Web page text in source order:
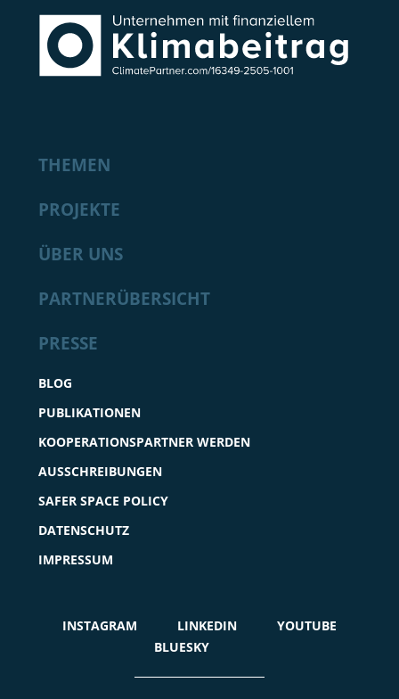
THEMEN
PROJEKTE
ÜBER UNS
PARTNERÜBERSICHT
PRESSE
BLOG
PUBLIKATIONEN
KOOPERATIONSPARTNER WERDEN
AUSSCHREIBUNGEN
SAFER SPACE POLICY
DATENSCHUTZ
IMPRESSUM
INSTAGRAM LINKEDIN
YOUTUBE
BLUESKY